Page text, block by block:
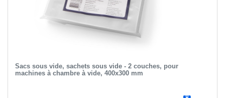
Sacs sous vide, sachets sous vide - 2 couches, pour
machines à chambre à vide, 400x300 mm